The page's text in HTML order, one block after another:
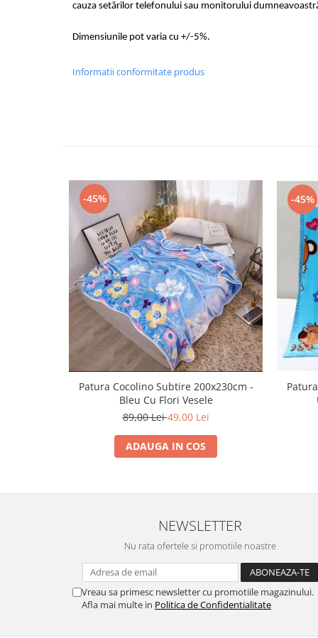
cauza setărilor telefonului sau monitorului
Dimensiunile pot varia cu +/-5%.
Informatii conformitate produs
-45%
Patura Cocolino Subtire 200x230cm -
Bleu Cu Flori Vesele
89,00 Lei49,00 Lei
ADAUGA IN COS
-45%
NEWSLETTER
Nu rata ofertele si promotiile noastre
Vreau sa primesc newsletter cu promotiile magazinului.
Afla mai multe in Politica de Confidentialitate